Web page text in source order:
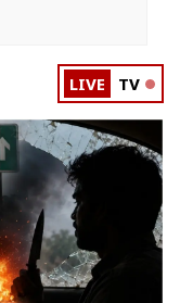
LIVE TV